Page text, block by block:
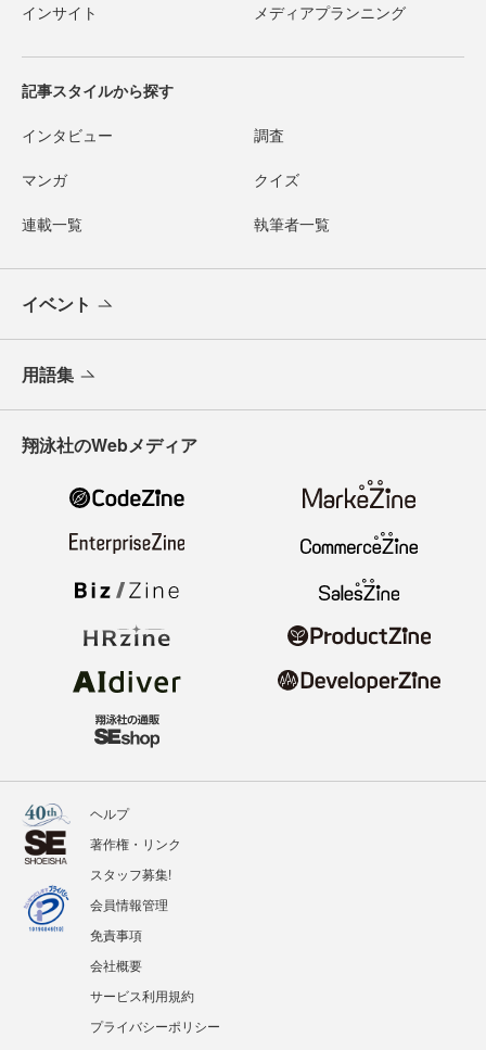
インサイト メディアプランニング
記事スタイルから探す
インタビュー 調査
マンガ クイズ
連載一覧 執筆者一覧
イベント
用語集
翔泳社のWebメディア
ヘルプ
著作権・リンク
スタッフ募集!
会員情報管理
免責事項
会社概要
サービス利用規約
プライバシーポリシー